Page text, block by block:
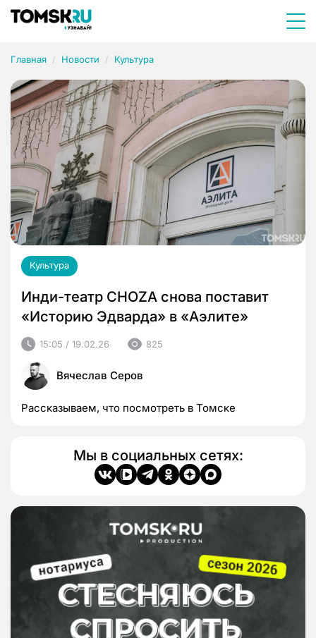
Главная Новости Культура
Культура
Инди-театр CHOZA снова поставит
«Историю Эдварда» в «Аэлите»
15:05 / 19.02.26 825
Вячеслав Серов
Рассказываем, что посмотреть в Томске
Мы в социальных сетях: